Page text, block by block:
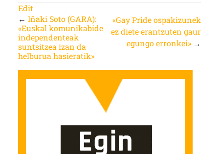
Edit
← Iñaki Soto (GARA):
«Euskal komunikabide
independenteak
suntsitzea izan da
helburua hasieratik»
«Gay Pride ospakizunek
ez diete erantzuten gaur
egungo erronkei» →